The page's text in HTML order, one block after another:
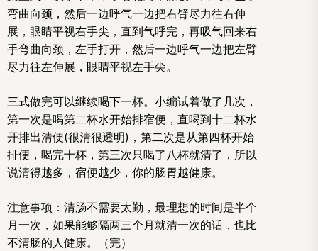
弯曲向颈，然后一边呼气一边把右臂尽力往右伸
展，眼睛平视右手尖，直到气呼完，再吸气回来右
手弯曲向颈，左手打开，然后一边呼气一边把左臂
尽力往左伸展，眼睛平视左手尖。
三式做完可以继续喝下一杯。小编试着做了几次，
第一次是喝第二杯水开始排宿便，直喝到十二杯水
开排出清便(很清很透明)，第二次是从第四杯开始
排便，喝完十杯，第三次只喝了八杯就清了，所以
说清得越多，宿便越少，你的肠胃越健康。
注意事项：清肠不需要太勤，最理想的时间是半个
月一次，如果能够隔两三个月就清一次的话，也比
不清肠的人健康。（完）